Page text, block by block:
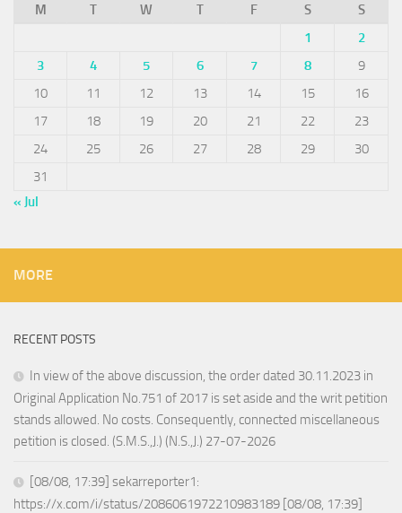
M
T W T F S
S
1
2
3
4 5 6 7 8
9
10
11 12 13 14 15
16
17
18 19 20 21 22
23
24
25 26 27 28 29
30
31
« Jul
MORE
RECENT POSTS
In view of the above discussion, the order dated 30.11.2023 in
Original Application No.751 of 2017 is set aside and the writ petition
stands allowed. No costs. Consequently, connected miscellaneous
petition is closed. (S.M.S.,J.) (N.S.,J.) 27-07-2026
[08/08, 17:39] sekarreporter1:
https://x.com/i/status/2086061972210983189 [08/08, 17:39]